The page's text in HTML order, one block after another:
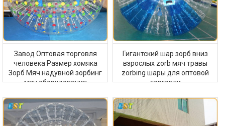
Завод Оптовая торговля
человека Размер хомяка
Зорб Мяч надувной зорбинг
мяч оборудования
Гигантский шар зорб вниз
взрослых zorb мяч травы
zorbing шары для оптовой
торговли